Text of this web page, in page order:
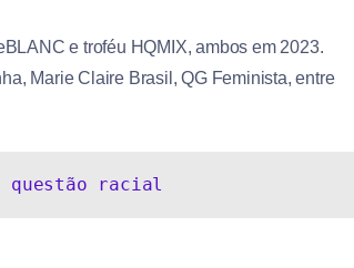
e troféu HQMIX, ambos em 2023.
Marie Claire Brasil, QG Feminista, entre
questão racial